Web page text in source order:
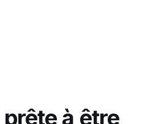
à être